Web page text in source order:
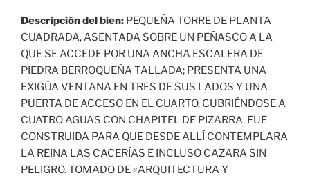
Descripción del bien: PEQUEÑA TORRE DE PLANTA
CUADRADA, ASENTADA SOBRE UN PEÑASCO A LA
QUE SE ACCEDE POR UNA ANCHA ESCALERA DE
PIEDRA BERROQUEÑA TALLADA; PRESENTA UNA
EXIGÜA VENTANA EN TRES DE SUS LADOS Y UNA
PUERTA DE ACCESO EN EL CUARTO, CUBRIÉNDOSE A
CUATRO AGUAS CON CHAPITEL DE PIZARRA. FUE
CONSTRUIDA PARA QUE DESDE ALLÍ CONTEMPLARA
LA REINA LAS CACERÍAS E INCLUSO CAZARA SIN
PELIGRO. TOMADO DE «ARQUITECTURA Y